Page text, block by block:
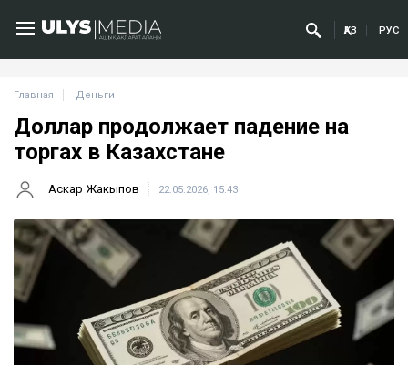
ҚАЗ РУС
Главная Деньги
Доллар продолжает падение на
торгах в Казахстане
Аскар Жакыпов 22.05.2026, 15:43